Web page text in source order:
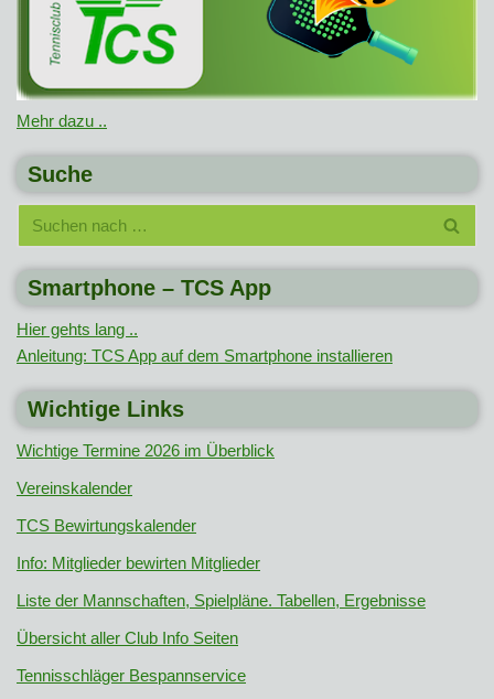
Mehr dazu ..
Suche
Smartphone – TCS App
Hier gehts lang ..
Anleitung: TCS App auf dem Smartphone installieren
Wichtige Links
Wichtige Termine 2026 im Überblick
Vereinskalender
TCS Bewirtungskalender
Info: Mitglieder bewirten Mitglieder
Liste der Mannschaften, Spielpläne. Tabellen, Ergebnisse
Übersicht aller Club Info Seiten
Tennisschläger Bespannservice